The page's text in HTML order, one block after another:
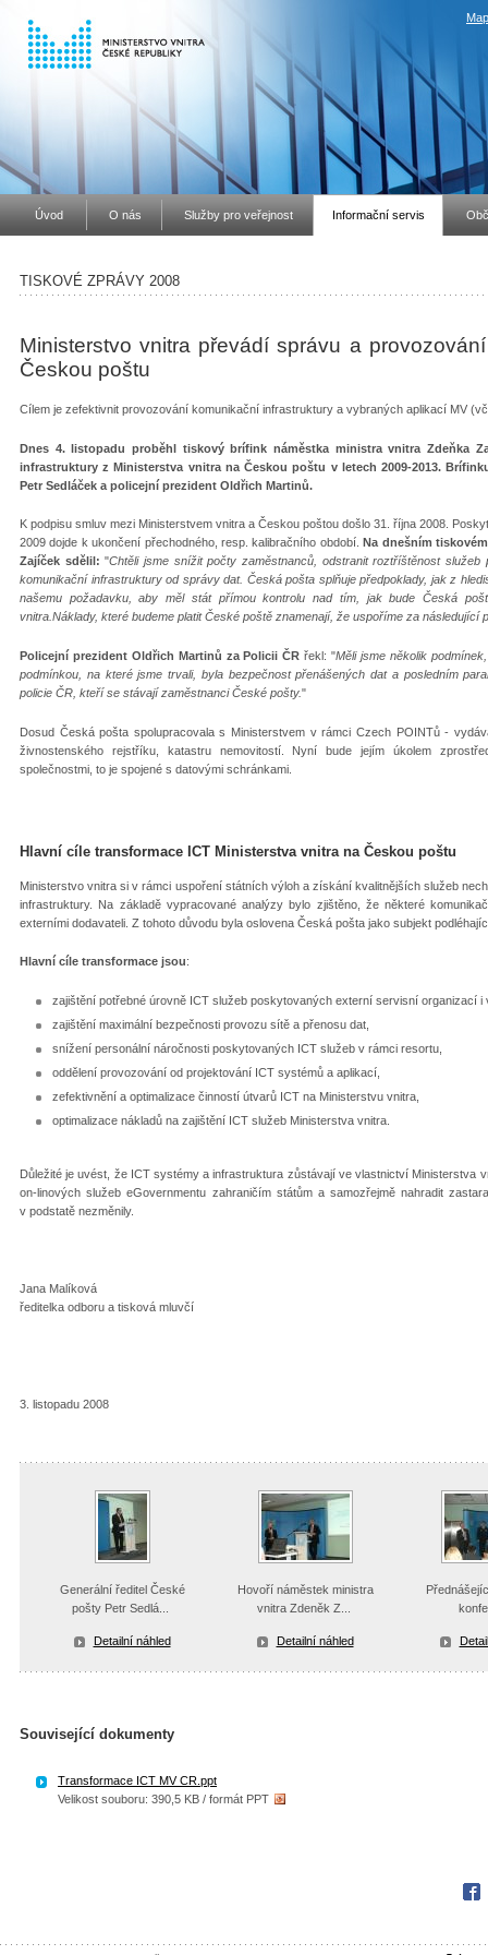
Úvod O nás Služby pro veřejnost Informační servis
TISKOVÉ ZPRÁVY 2008
Ministerstvo vnitra převádí správu a
Českou poštu
Cílem je zefektivnit provozování komunikační infrastruktury a vybraných aplikací MV
Dnes 4. listopadu proběhl tiskový brífink náměstka ministra vnitra Zdeňka
infrastruktury z Ministerstva vnitra na Českou poštu v letech 2009-2013.
Petr Sedláček a policejní prezident Oldřich Martinů.
K podpisu smluv mezi Ministerstvem vnitra a Českou poštou došlo 31. října 2008.
2009 dojde k ukončení přechodného, resp. kalibračního období.
Na dnešním
Zajíček sdělil:"Chtěli jsme snížit počty zaměstnanců, odstranit roztříštěnost
komunikační infrastruktury od správy dat. Česká pošta splňuje předpoklady, jak z
našemu požadavku, aby měl stát přímou kontrolu nad tím, jak bude Česká
vnitra.Náklady, které budeme platit České poště znamenají, že uspoříme za následující
Policejní prezident Oldřich Martinů za Policii ČRřekl: "Měli jsme několik
podmínkou, na které jsme trvali, byla bezpečnost přenášených dat a posledním
policie ČR, kteří se stávají zaměstnanci České pošty."
Dosud Česká pošta spolupracovala s Ministerstvem v rámci Czech POINTů -
živnostenského rejstříku, katastru nemovitostí. Nyní bude jejím úkolem
společnostmi, to je spojené s datovými schránkami.
Hlavní cíle transformace ICT Ministerstva vnitra na Českou poštu
Ministerstvo vnitra si v rámci uspoření státních výloh a získání kvalitnějších služeb
infrastruktury. Na základě vypracované analýzy bylo zjištěno, že některé
externími dodavateli. Z tohoto důvodu byla oslovena Česká pošta jako subjekt
Hlavní cíle transformace jsou:
zajištění potřebné úrovně ICT služeb poskytovaných externí servisní organizací i
zajištění maximální bezpečnosti provozu sítě a přenosu dat,
snížení personální náročnosti poskytovaných ICT služeb v rámci resortu,
oddělení provozování od projektování ICT systémů a aplikací,
zefektivnění a optimalizace činností útvarů ICT na Ministerstvu vnitra,
optimalizace nákladů na zajištění ICT služeb Ministerstva vnitra.
Důležité je uvést, že ICT systémy a infrastruktura zůstávají ve vlastnictví Ministerstva
on-linových služeb eGovernmentu zahraničím státům a samozřejmě nahradit
v podstatě nezměnily.
Jana Malíková
ředitelka odboru a tisková mluvčí
3. listopadu 2008
Generální ředitel České
pošty Petr Sedlá...
Detailní náhled
Hovoří náměstek ministra
vnitra Zdeněk Z...
Detailní náhled
Související dokumenty
Transformace ICT MV CR.ppt
Velikost souboru: 390,5 KB / formát PPT